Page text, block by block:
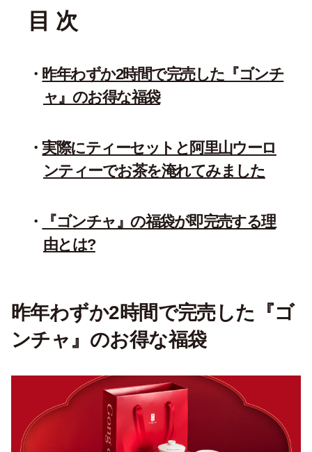
目 次
昨年わずか2時間で完売した『ゴンチ
ャ』のお得な福袋
実際にティーセットと阿里山ウーロ
ンティーでお茶を淹れてみました
『ゴンチャ』の福袋が即完売する理
由とは?
昨年わずか2時間で完売した『ゴ
ンチャ』のお得な福袋